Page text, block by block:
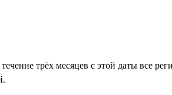
трёх месяцев с этой даты все